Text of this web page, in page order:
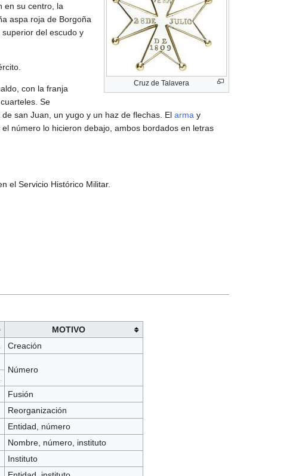
Cruz de Talavera
en su centro, la
aspa roja de Borgoña
del escudo y
con la franja
Se
san Juan, un yugo y un haz de flechas. El arma y
número lo hicieron debajo, ambos bordados en letras
el Servicio Histórico Militar.
MOTIVO
Creación
Número
Fusión
Reorganización
Entidad, número
Nombre, número, instituto
Instituto